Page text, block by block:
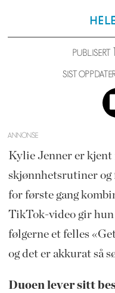
PUBLISERT
SIST
ANNONSE
Kylie Jenner er kjent
skjønnhetsrutiner og
for første gang
TikTok-video gir
følgerne et felles
og det er akkurat så
Duoen lever sitt